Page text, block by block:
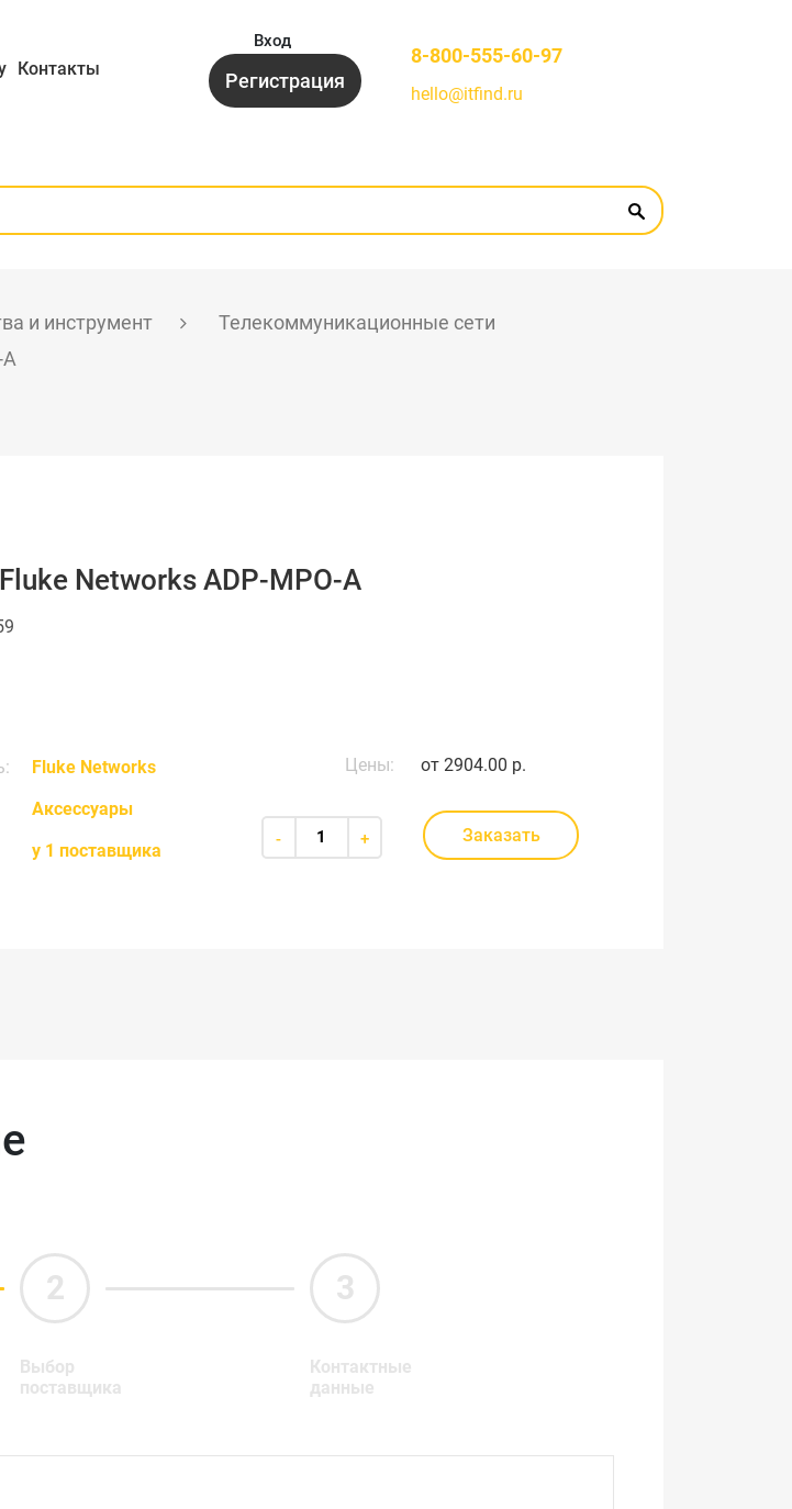
Контакты
Вход
Регистрация
8-800-555-60-97
hello@itfind.ru
и инструмент
Телекоммуникационные сети
Networks ADP-MPO-A
Fluke Networks
Аксессуары
у 1 поставщика
Цены: от 2904.00 р.
- + Заказать
Выбор
поставщика
Контактные
данные